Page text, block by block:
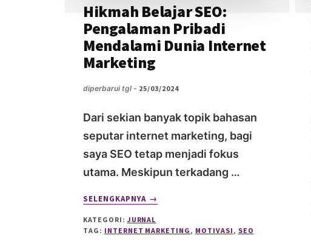
Hikmah Belajar SEO:
Pengalaman Pribadi
Mendalami Dunia Internet
Marketing
diperbarui tgl - 25/03/2024
Dari sekian banyak topik bahasan
seputar internet marketing, bagi
saya SEO tetap menjadi fokus
utama. Meskipun terkadang …
SELENGKAPNYA
HIKMAH
BELAJAR
SEO:
→
KATEGORI: JURNAL
TAG: INTERNET MARKETING , MOTIVASI , SEO